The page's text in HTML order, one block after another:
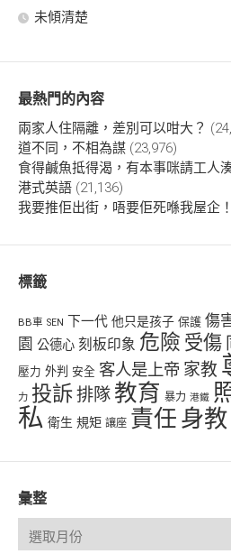
未傾清楚
最熱門的內容
兩家人住隔離，差別可以咁大？
道不同，不相為謀 (23,976)
食得鹹魚抵得渴，有本事咪請工人
港式英語 (21,136)
我要推佢出街，唔要佢死喺我屋企！
標籤
BB車 SEN 下一代 他只是孩子 保護 傷
園 公德心 刻板印象 危險 受傷
壓力 外判 安全 客人是上帝 家教
力 投訴排隊 教育 暴力 港鐵
私 衛生 規矩 讓座 責任 身教
彙整